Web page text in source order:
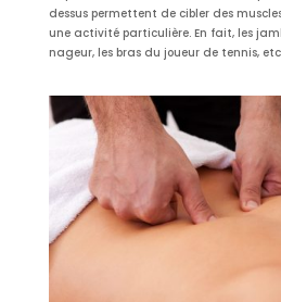
dessus permettent de cibler des
une activité particulière. En fait, les
nageur, les bras du joueur de tennis,